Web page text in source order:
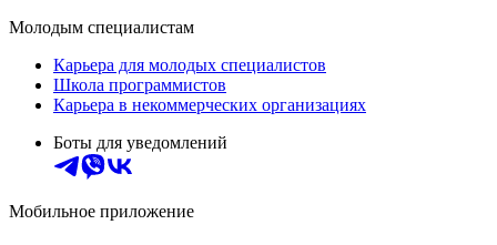
Молодым специалистам
Карьера для молодых специалистов
Школа программистов
Карьера в некоммерческих организациях
Боты для уведомлений
Мобильное приложение